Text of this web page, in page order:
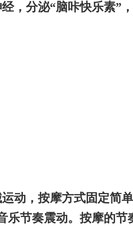
，分泌“脑咔快乐素”
动，按摩方式固定简
乐节奏震动。按摩的